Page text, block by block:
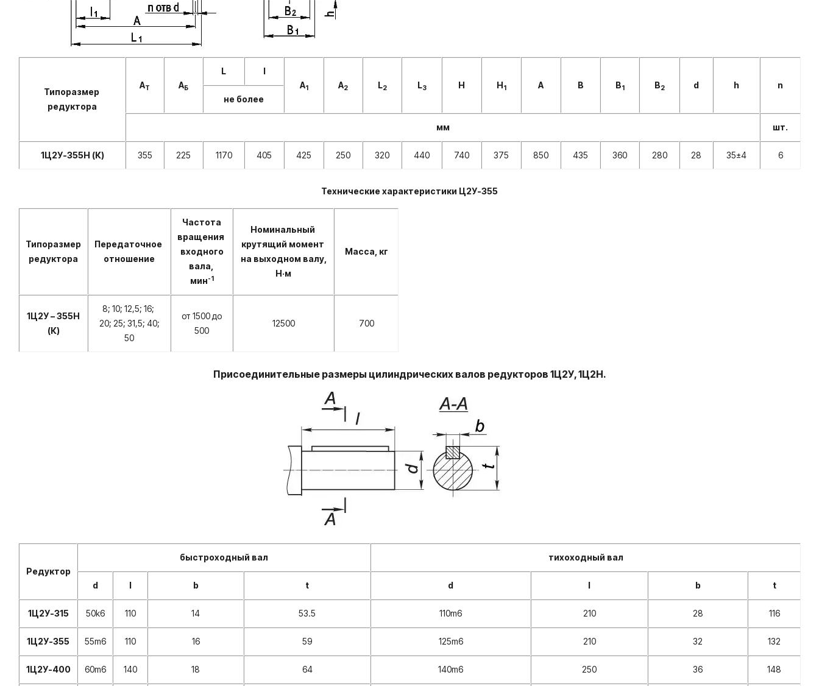
Типоразмер
редуктора
АТ АБ
L
I
А1 А2 L2 L3 Н H1 А В B1 B2 d h
n
не более
мм шт.
1Ц2У-355Н (К) 355 225 1170 405 425 250 320 440 740 375 850 435 360 280 28 35±4 6
Технические характеристики Ц2У-355
Типоразмер
редуктора
Передаточное
отношение
Частота
вращения
входного
вала,
мин-1
Номинальный
крутящий момент
на выходном валу,
Н·м
Масса, кг
1Ц2У – 355Н
(К)
8; 10; 12,5; 16;
20; 25; 31,5; 40;
50
от 1500 до
500
12500 700
Присоединительные размеры цилиндрических валов редукторов 1Ц2У, 1Ц2Н.
Редуктор
быстроходный вал тихоходный вал
d l b t d l b t
1Ц2У-315 50k6 110 14 53.5 110m6 210 28 116
1Ц2У-355 55m6 110 16 59 125m6 210 32 132
1Ц2У-400 60m6 140 18 64 140m6 250 36 148